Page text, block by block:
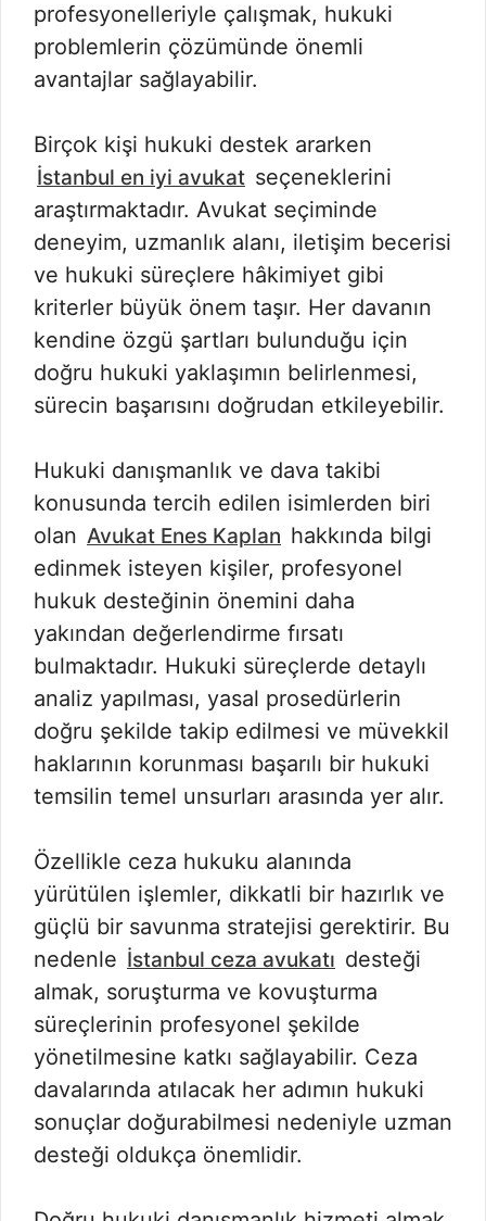
profesyonelleriyle çalışmak, hukuki
problemlerin çözümünde önemli
avantajlar sağlayabilir.
Birçok kişi hukuki destek ararken
İstanbul en iyi avukat seçeneklerini
araştırmaktadır. Avukat seçiminde
deneyim, uzmanlık alanı, iletişim becerisi
ve hukuki süreçlere hâkimiyet gibi
kriterler büyük önem taşır. Her davanın
kendine özgü şartları bulunduğu için
doğru hukuki yaklaşımın belirlenmesi,
sürecin başarısını doğrudan etkileyebilir.
Hukuki danışmanlık ve dava takibi
konusunda tercih edilen isimlerden biri
olan Avukat Enes Kaplan hakkında bilgi
edinmek isteyen kişiler, profesyonel
hukuk desteğinin önemini daha
yakından değerlendirme fırsatı
bulmaktadır. Hukuki süreçlerde detaylı
analiz yapılması, yasal prosedürlerin
doğru şekilde takip edilmesi ve müvekkil
haklarının korunması başarılı bir hukuki
temsilin temel unsurları arasında yer alır.
Özellikle ceza hukuku alanında
yürütülen işlemler, dikkatli bir hazırlık ve
güçlü bir savunma stratejisi gerektirir. Bu
nedenle İstanbul ceza avukatı desteği
almak, soruşturma ve kovuşturma
süreçlerinin profesyonel şekilde
yönetilmesine katkı sağlayabilir. Ceza
davalarında atılacak her adımın hukuki
sonuçlar doğurabilmesi nedeniyle uzman
desteği oldukça önemlidir.